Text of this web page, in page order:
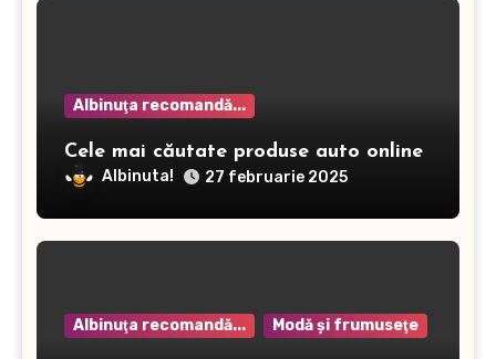
Albinuţa recomandă...
Cele mai căutate produse auto online
Albinuta! 27 februarie 2025
Albinuţa recomandă... Modă şi frumuseţe